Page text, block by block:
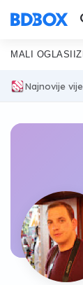
MALI OGLASI
Najnovije